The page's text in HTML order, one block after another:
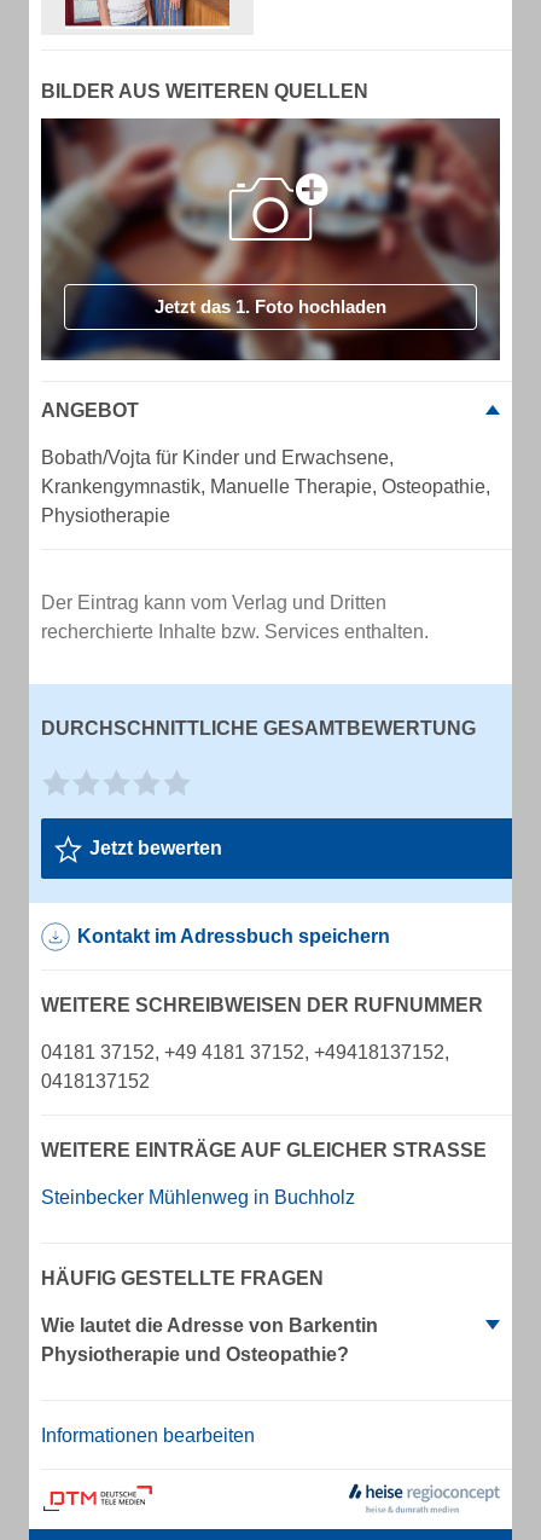
BILDER AUS WEITEREN QUELLEN
Jetzt das 1. Foto hochladen
ANGEBOT
Bobath/Vojta für Kinder und Erwachsene,
Krankengymnastik, Manuelle Therapie, Osteopathie,
Physiotherapie
Der Eintrag kann vom Verlag und Dritten
recherchierte Inhalte bzw. Services enthalten.
DURCHSCHNITTLICHE GESAMTBEWERTUNG
Jetzt bewerten
Kontakt im Adressbuch speichern
WEITERE SCHREIBWEISEN DER RUFNUMMER
04181 37152, +49 4181 37152, +49418137152,
0418137152
WEITERE EINTRÄGE AUF GLEICHER STRASSE
Steinbecker Mühlenweg in Buchholz
HÄUFIG GESTELLTE FRAGEN
Wie lautet die Adresse von Barkentin
Physiotherapie und Osteopathie?
Informationen bearbeiten